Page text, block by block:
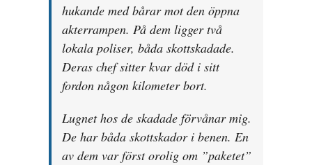
hukande med bårar mot den öppna
akterrampen. På dem ligger två
lokala poliser, båda skottskadade.
Deras chef sitter kvar död i sitt
fordon någon kilometer bort.
Lugnet hos de skadade förvånar mig.
De har båda skottskador i benen. En
av dem var först orolig om ”paketet”